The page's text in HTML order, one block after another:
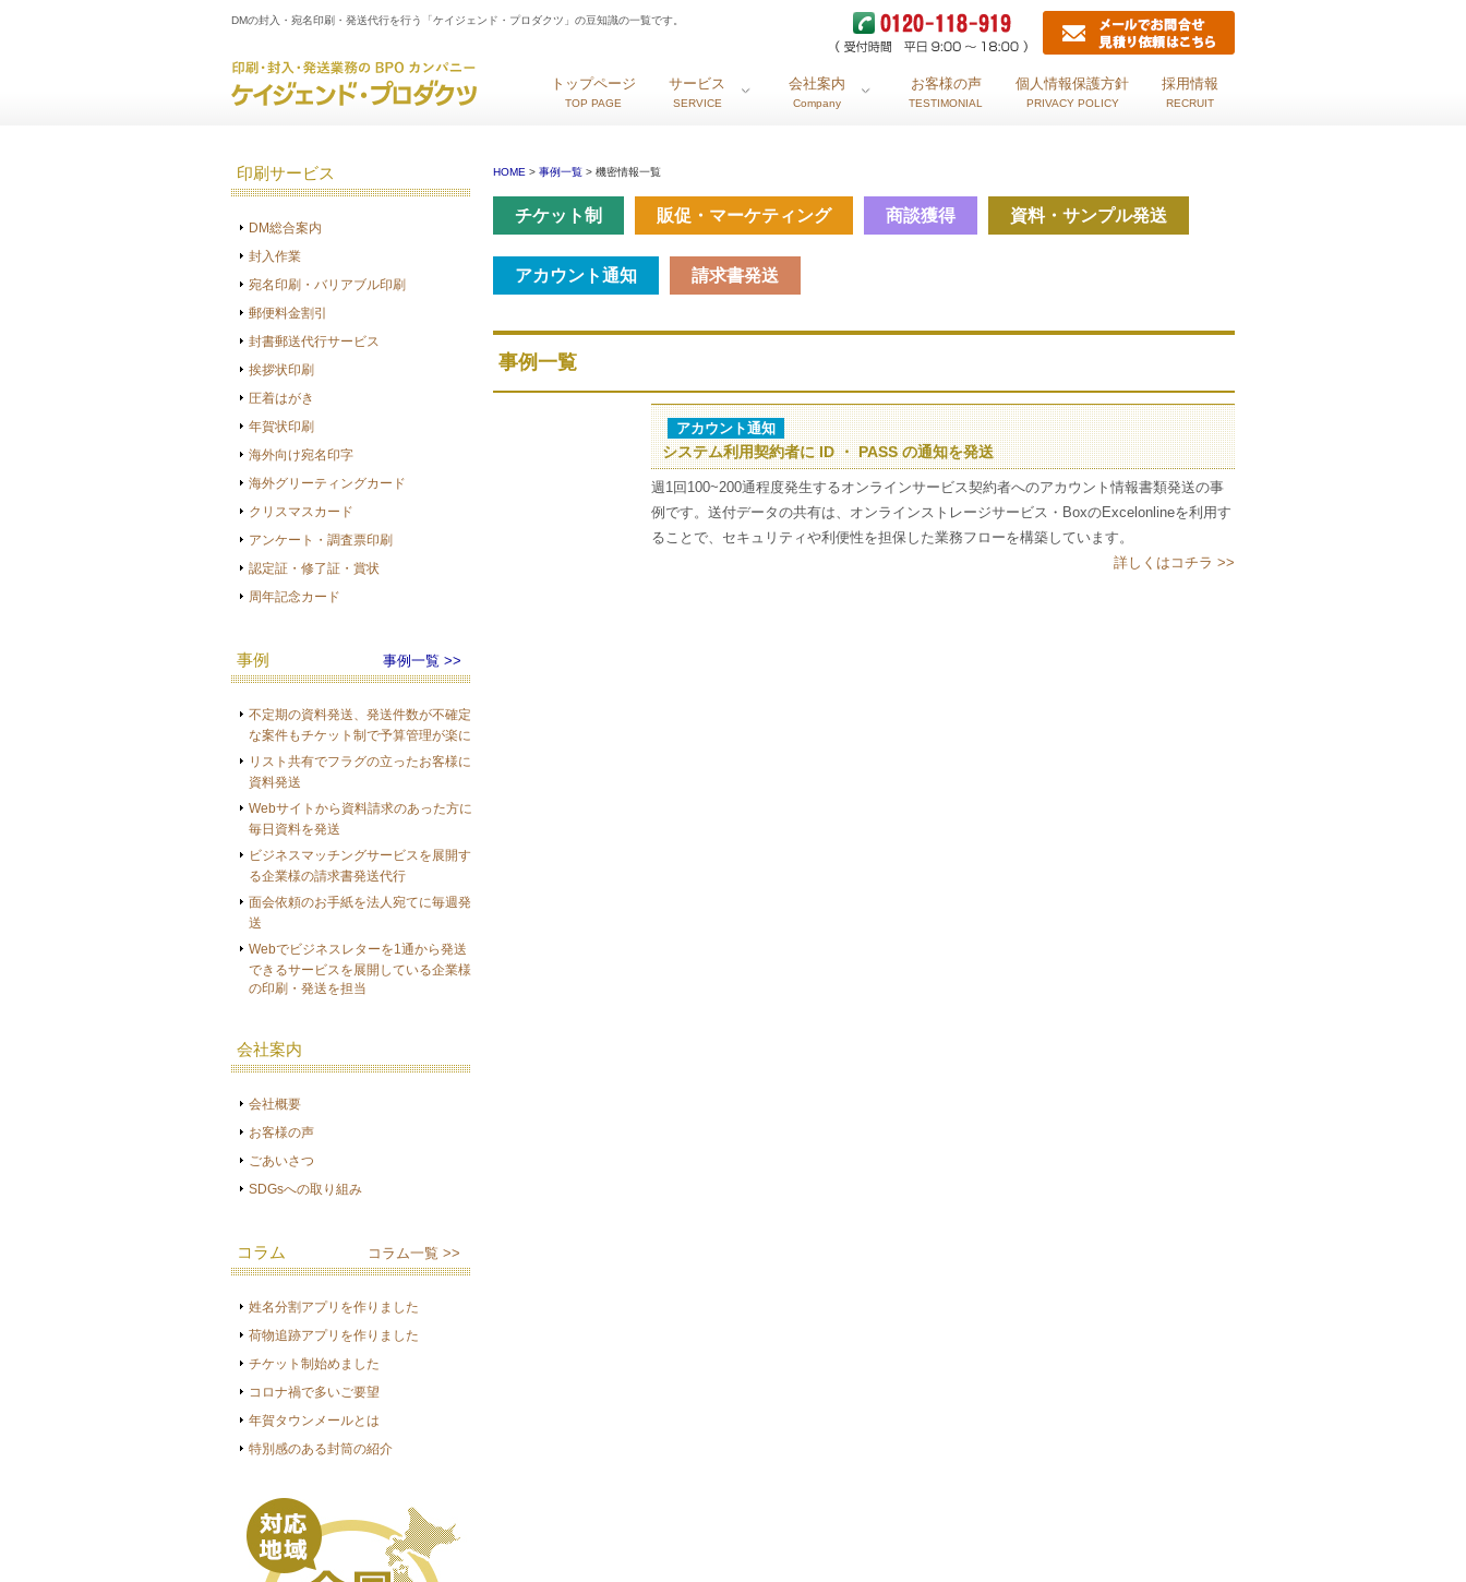
DMの封入・宛名印刷・発送代行を行う「ケイジェンド・プロダクツ」の豆知識の一覧です。
トップページ
TOP PAGE
サービス
SERVICE
会社案内
Company
お客様の声
TESTIMONIAL
個人情報保護方針
PRIVACY POLICY
採用情報
RECRUIT
印刷サービス
DM総合案内
封入作業
宛名印刷・バリアブル印刷
郵便料金割引
封書郵送代行サービス
挨拶状印刷
圧着はがき
年賀状印刷
海外向け宛名印字
海外グリーティングカード
クリスマスカード
アンケート・調査票印刷
認定証・修了証・賞状
周年記念カード
事例 事例一覧 >>
不定期の資料発送、発送件数が不確定
な案件もチケット制で予算管理が楽に
リスト共有でフラグの立ったお客様に
資料発送
Webサイトから資料請求のあった方に
毎日資料を発送
ビジネスマッチングサービスを展開す
る企業様の請求書発送代行
面会依頼のお手紙を法人宛てに毎週発
送
Webでビジネスレターを1通から発送
できるサービスを展開している企業様
の印刷・発送を担当
会社案内
会社概要
お客様の声
ごあいさつ
SDGsへの取り組み
コラム コラム一覧 >>
姓名分割アプリを作りました
荷物追跡アプリを作りました
チケット制始めました
コロナ禍で多いご要望
年賀タウンメールとは
特別感のある封筒の紹介
HOME > 事例一覧 > 機密情報一覧
チケット制 販促・マーケティング 商談獲得 資料・サンプル発送
アカウント通知 請求書発送
事例一覧
アカウント通知
システム利用契約者に ID ・ PASS の通知を発送
週1回100~200通程度発生するオンラインサービス契約者へのアカウント情報書類発送の事
例です。送付データの共有は、オンラインストレージサービス・BoxのExcelonlineを利用す
ることで、セキュリティや利便性を担保した業務フローを構築しています。
詳しくはコチラ >>